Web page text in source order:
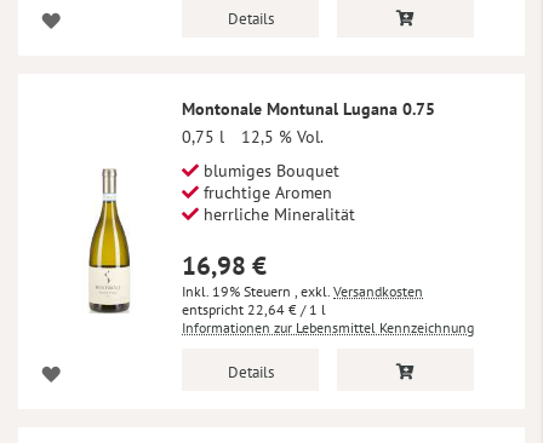
Details
Montonale Montunal Lugana 0.75
0,75 l
12,5 % Vol.
blumiges Bouquet
fruchtige Aromen
herrliche Mineralität
16,98 €
Inkl. 19% Steuern exkl. Versandkosten
22,64 € / 1 l
Informationen zur Lebensmittel Kennzeichnung
Details